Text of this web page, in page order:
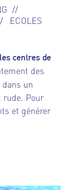
ECOLES
centres de
des
un
rude. Pour
et générer